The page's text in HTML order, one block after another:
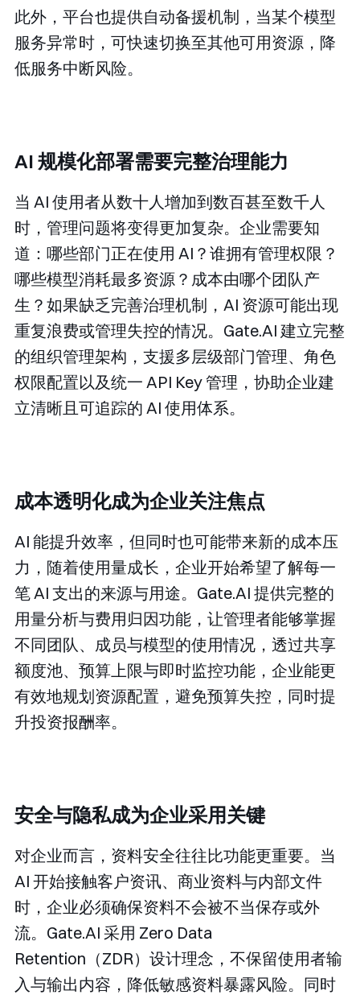
此外，平台也提供自动备援机制，当某个模型
服务异常时，可快速切换至其他可用资源，降
低服务中断风险。
AI 规模化部署需要完整治理能力
当 AI 使用者从数十人增加到数百甚至数千人
时，管理问题将变得更加复杂。企业需要知
道：哪些部门正在使用 AI？谁拥有管理权限？
哪些模型消耗最多资源？成本由哪个团队产
生？如果缺乏完善治理机制，AI 资源可能出现
重复浪费或管理失控的情况。Gate.AI 建立完整
的组织管理架构，支援多层级部门管理、角色
权限配置以及统一 API Key 管理，协助企业建
立清晰且可追踪的 AI 使用体系。
成本透明化成为企业关注焦点
AI 能提升效率，但同时也可能带来新的成本压
力，随着使用量成长，企业开始希望了解每一
笔 AI 支出的来源与用途。Gate.AI 提供完整的
用量分析与费用归因功能，让管理者能够掌握
不同团队、成员与模型的使用情况，透过共享
额度池、预算上限与即时监控功能，企业能更
有效地规划资源配置，避免预算失控，同时提
升投资报酬率。
安全与隐私成为企业采用关键
对企业而言，资料安全往往比功能更重要。当
AI 开始接触客户资讯、商业资料与内部文件
时，企业必须确保资料不会被不当保存或外
流。Gate.AI 采用 Zero Data
Retention（ZDR）设计理念，不保留使用者输
入与输出内容，降低敏感资料暴露风险。同时